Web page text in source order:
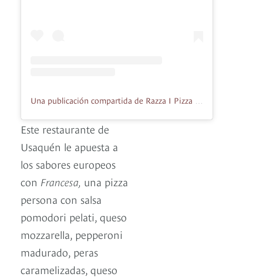
Este restaurante de
Usaquén le apuesta a
los sabores europeos
con Francesa, una pizza
persona con salsa
pomodori pelati, queso
mozzarella, pepperoni
madurado, peras
caramelizadas, queso